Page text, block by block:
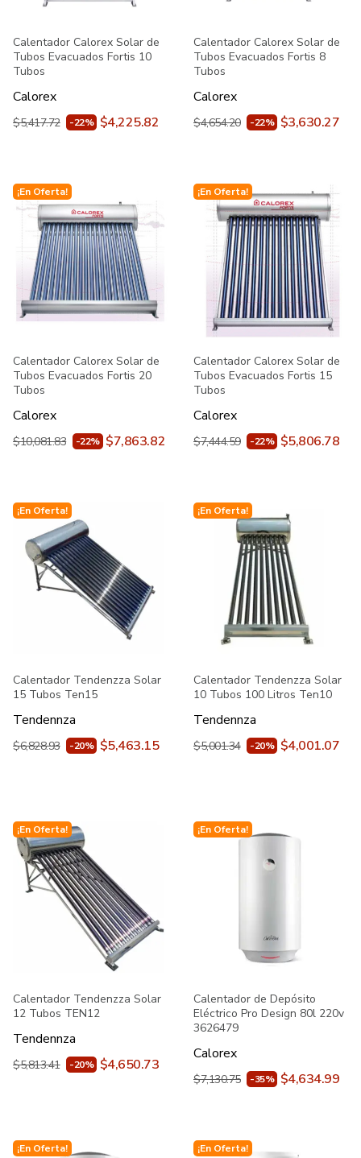
Calentador Calorex Solar de
Tubos Evacuados Fortis 10
Tubos
Calorex
$5,417.72 -22% $4,225.82
Calentador Calorex Solar de
Tubos Evacuados Fortis 8
Tubos
Calorex
$4,654.20 -22% $3,630.27
¡En Oferta!
Calentador Calorex Solar de
Tubos Evacuados Fortis 20
Tubos
Calorex
$10,081.83 -22% $7,863.82
¡En Oferta!
Calentador Calorex Solar de
Tubos Evacuados Fortis 15
Tubos
Calorex
$7,444.59 -22% $5,806.78
¡En Oferta!
Calentador Tendenzza Solar
15 Tubos Ten15
Tendennza
$6,828.93 -20% $5,463.15
¡En Oferta!
Calentador Tendenzza Solar
10 Tubos 100 Litros Ten10
Tendennza
$5,001.34 -20% $4,001.07
¡En Oferta!
Calentador Tendenzza Solar
12 Tubos TEN12
Tendennza
$5,813.41 -20% $4,650.73
¡En Oferta!
Calentador de Depósito
Eléctrico Pro Design 80l 220v
3626479
Calorex
$7,130.75 -35% $4,634.99
¡En Oferta! ¡En Oferta!